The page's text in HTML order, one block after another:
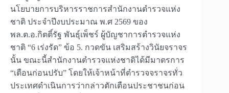
นโยบายการบริหารราชการสำนักงานตำรวจแห่ง
ชาติ ประจำปีงบประมาณ พ.ศ 2569 ของ
พล.ต.อ.กิตติ์รัฐ พันธุ์เพ็ชร์ ผู้บัญชาการตำรวจแห่ง
ชาติ “6 เร่งรัด” ข้อ 5. กวดขัน เสริมสร้างวินัยจราจร
นั้น ขณะนี้สำนักงานตำรวจแห่งชาติได้มีมาตรการ
“เตือนก่อนปรับ” โดยให้เจ้าหน้าที่ตำรวจจราจรทั่ว
ประเทศดำเนินการว่ากล่าวตักเตือนประชาชนก่อน